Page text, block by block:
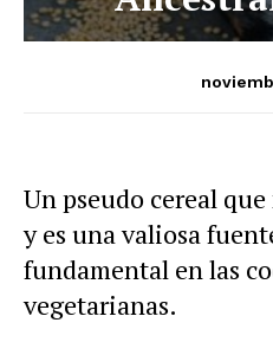
Un pseudo cereal
y es una valiosa
fundamental en las
vegetarianas.